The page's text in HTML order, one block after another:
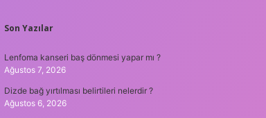
SIDEBAR
Son Yazılar
Lenfoma kanseri baş dönmesi yapar mı ?
Ağustos 7, 2026
Dizde bağ yırtılması belirtileri nelerdir ?
Ağustos 6, 2026
vdcasino güncel giriş